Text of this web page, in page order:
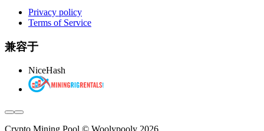
Privacy policy
Terms of Service
兼容于
NiceHash